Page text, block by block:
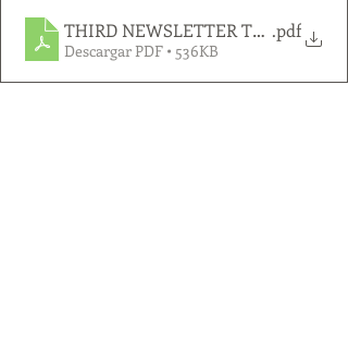
THIRD NEWSLETTER T4proIN es
.pdf
Descargar PDF • 536KB